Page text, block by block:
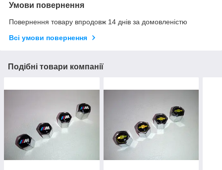
Умови повернення
Повернення товару впродовж 14 днів за домовленістю
Всі умови повернення
Подібні товари компанії